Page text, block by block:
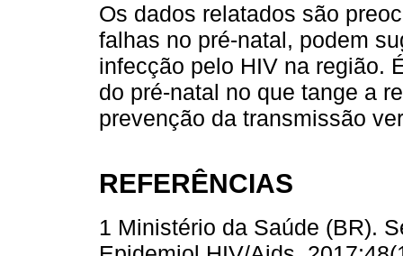
Os dados relatados são
falhas no pré-natal, podem
infecção pelo HIV na região.
do pré-natal no que tange a
prevenção da transmissão
REFERÊNCIAS
1 Ministério da Saúde (BR).